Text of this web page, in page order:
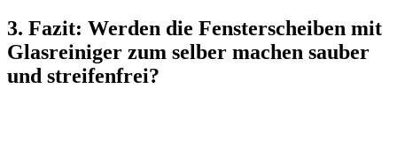
3. Fazit: Werden die Fensterscheiben mit
Glasreiniger zum selber machen sauber
und streifenfrei?